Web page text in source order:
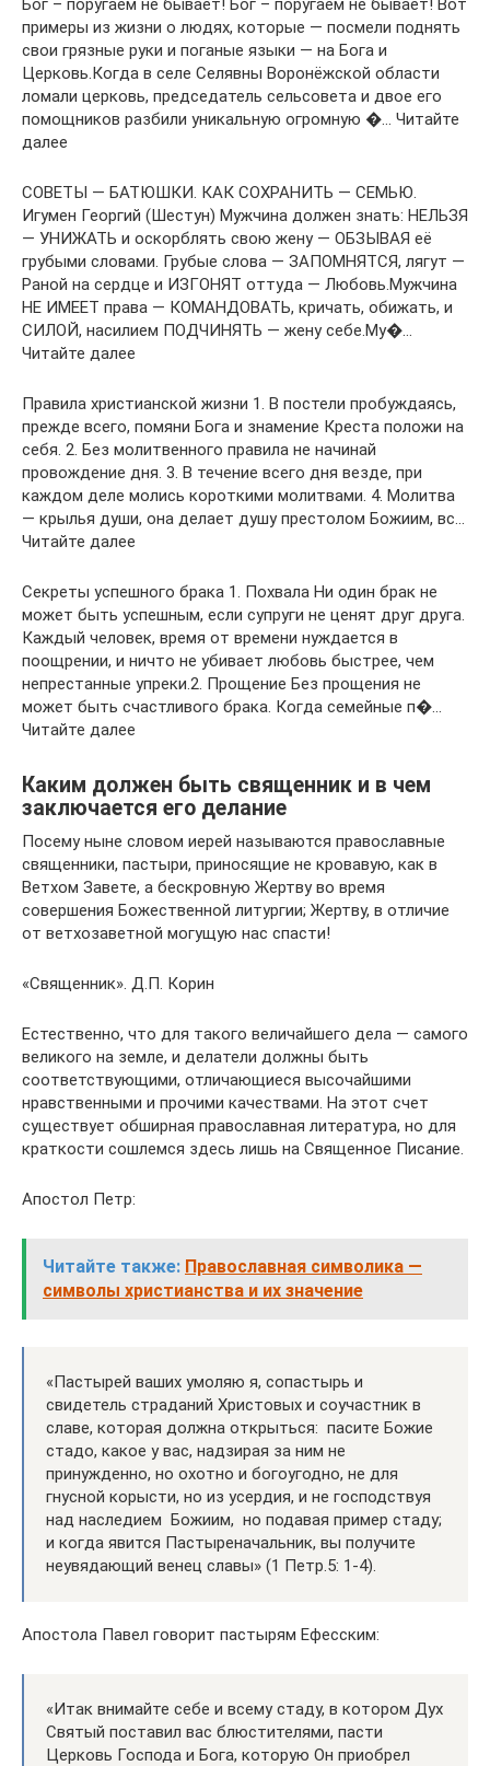
Бог – поругаем не бывает! Бог – поругаем не бывает! Вот
примеры из жизни о людях, которые — посмели поднять
свои грязные руки и поганые языки — на Бога и
Церковь.Когда в селе Селявны Воронёжской области
ломали церковь, председатель сельсовета и двое его
помощников разбили уникальную огромную �… Читайте
далее
СОВЕТЫ — БАТЮШКИ. КАК СОХРАНИТЬ — СЕМЬЮ.
Игумен Георгий (Шестун) Мужчина должен знать: НЕЛЬЗЯ
— УНИЖАТЬ и оскорблять свою жену — ОБЗЫВАЯ её
грубыми словами. Грубые слова — ЗАПОМНЯТСЯ, лягут —
Раной на сердце и ИЗГОНЯТ оттуда — Любовь.Мужчина
НЕ ИМЕЕТ права — КОМАНДОВАТЬ, кричать, обижать, и
СИЛОЙ, насилием ПОДЧИНЯТЬ — жену себе.Му�…
Читайте далее
Правила христианской жизни 1. В постели пробуждаясь,
прежде всего, помяни Бога и знамение Креста положи на
себя. 2. Без молитвенного правила не начинай
провождение дня. 3. В течение всего дня везде, при
каждом деле молись короткими молитвами. 4. Молитва
— крылья души, она делает душу престолом Божиим, вс…
Читайте далее
Секреты успешного брака 1. Похвала Ни один брак не
может быть успешным, если супруги не ценят друг друга.
Каждый человек, время от времени нуждается в
поощрении, и ничто не убивает любовь быстрее, чем
непрестанные упреки.2. Прощение Без прощения не
может быть счастливого брака. Когда семейные п�…
Читайте далее
Каким должен быть священник и в чем
заключается его делание
Посему ныне словом иерей называются православные
священники, пастыри, приносящие не кровавую, как в
Ветхом Завете, а бескровную Жертву во время
совершения Божественной литургии; Жертву, в отличие
от ветхозаветной могущую нас спасти!
«Священник». Д.П. Корин
Естественно, что для такого величайшего дела — самого
великого на земле, и делатели должны быть
соответствующими, отличающиеся высочайшими
нравственными и прочими качествами. На этот счет
существует обширная православная литература, но для
краткости сошлемся здесь лишь на Священное Писание.
Апостол Петр:
Читайте также: Православная символика —
символы христианства и их значение
«Пастырей ваших умоляю я, сопастырь и
свидетель страданий Христовых и соучастник в
славе, которая должна открыться: пасите Божие
стадо, какое у вас, надзирая за ним не
принужденно, но охотно и богоугодно, не для
гнусной корысти, но из усердия, и не господствуя
над наследием Божиим, но подавая пример стаду;
и когда явится Пастыреначальник, вы получите
неувядающий венец славы» (1 Петр.5: 1-4).
Апостола Павел говорит пастырям Ефесским:
«Итак внимайте себе и всему стаду, в котором Дух
Святый поставил вас блюстителями, пасти
Церковь Господа и Бога, которую Он приобрел